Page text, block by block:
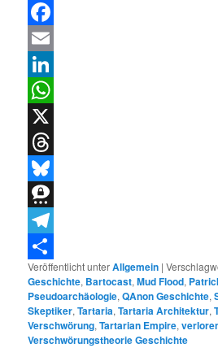
Facebook
Email
LinkedIn
WhatsApp
X
Threads
Bluesky
Threema
Telegram
Teilen
Veröffentlicht unterAllgemein |
Geschichte, Bartocast,Mud Flood,
Pseudoarchäologie,QAnon Geschichte,
Skeptiker,Tartaria,Tartaria Architektur,
Verschwörung,Tartarian Empire,
Verschwörungstheorie Geschichte